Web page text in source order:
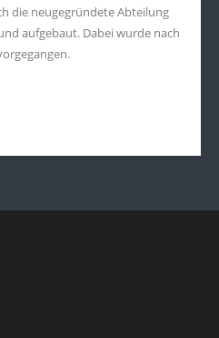
die neugegründete Abteilung
aufgebaut. Dabei wurde nach